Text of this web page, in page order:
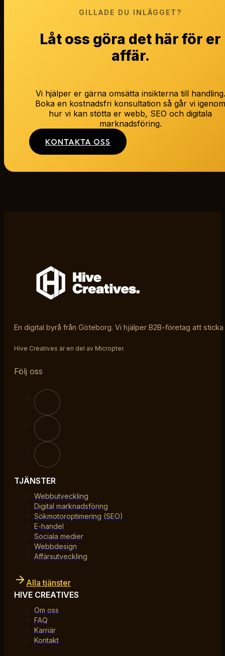
GILLADE DU INLÄGGET?
Låt oss göra det här för er
affär.
Vi hjälper er gärna omsätta insikterna till handling.
Boka en kostnadsfri konsultation så går vi
hur vi kan stötta er webb, SEO och digitala
marknadsföring.
KONTAKTA OSS
En digital byrå från Göteborg. Vi hjälper B2B-företag att
Hive Creatives är en del av Micropter.
Följ oss
TJÄNSTER
Webbutveckling
Digital marknadsföring
Sökmotoroptimering (SEO)
E-handel
Sociala medier
Webbdesign
Affärsutveckling
Alla tjänster
HIVE CREATIVES
Om oss
FAQ
Karriär
Kontakt